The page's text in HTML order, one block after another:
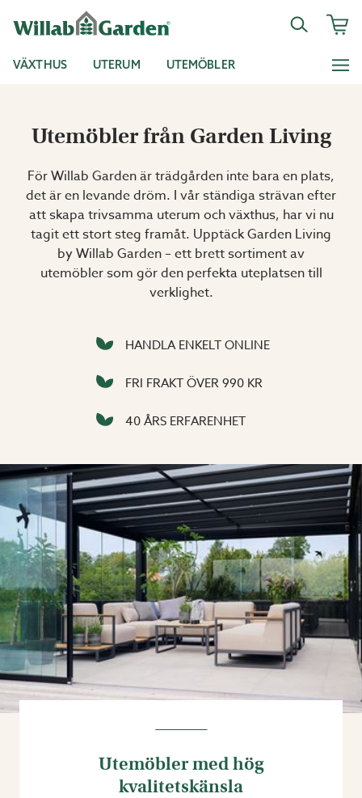
VÄXTHUS UTERUM UTEMÖBLER
Utemöbler från Garden Living
För Willab Garden är trädgården inte bara en plats,
det är en levande dröm. I vår ständiga strävan efter
att skapa trivsamma uterum och växthus, har vi nu
tagit ett stort steg framåt. Upptäck Garden Living
by Willab Garden – ett brett sortiment av
utemöbler som gör den perfekta uteplatsen till
verklighet.
HANDLA ENKELT ONLINE
FRI FRAKT ÖVER 990 KR
40 ÅRS ERFARENHET
Utemöbler med hög
kvalitetskänsla